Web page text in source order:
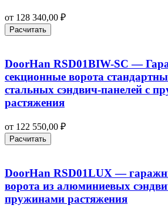
от 128 340,00 ₽
Расчитать
DoorHan RSD01BIW-SC —
секционные ворота
стальных сэндвич-панелей с
растяжения
от 122 550,00 ₽
Расчитать
DoorHan RSD01LUX —
ворота из алюминиевых
пружинами растяжения